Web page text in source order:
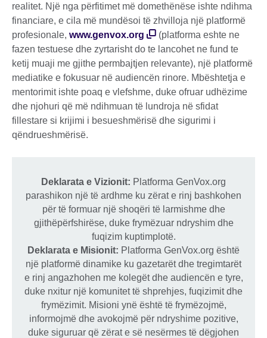
realitet. Një nga përfitimet më domethënëse ishte ndihma
financiare, e cila më mundësoi të zhvilloja një platformë
profesionale, www.genvox.org
(platforma eshte ne
fazen testuese dhe zyrtarisht do te lancohet ne fund te
ketij muaji me gjithe permbajtjen relevante), një platformë
mediatike e fokusuar në audiencën rinore. Mbështetja e
mentorimit ishte poaq e vlefshme, duke ofruar udhëzime
dhe njohuri që më ndihmuan të lundroja në sfidat
fillestare si krijimi i besueshmërisë dhe sigurimi i
qëndrueshmërisë.
Deklarata e Vizionit: Platforma GenVox.org
parashikon një të ardhme ku zërat e rinj bashkohen
për të formuar një shoqëri të larmishme dhe
gjithëpërfshirëse, duke frymëzuar ndryshim dhe
fuqizim kuptimplotë.
Deklarata e Misionit: Platforma GenVox.org është
një platformë dinamike ku gazetarët dhe tregimtarët
e rinj angazhohen me kolegët dhe audiencën e tyre,
duke nxitur një komunitet të shprehjes, fuqizimit dhe
frymëzimit. Misioni ynë është të frymëzojmë,
informojmë dhe avokojmë për ndryshime pozitive,
duke siguruar që zërat e së nesërmes të dëgjohen